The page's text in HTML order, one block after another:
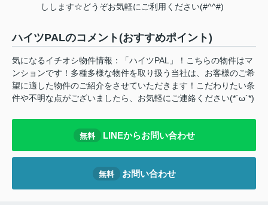
しします☆どうぞお気軽にご利用ください(#^^#)
ハイツPALのコメント(おすすめポイント)
気になるイチオシ物件情報：「ハイツPAL」！こちらの物件はマ
ンションです！多種多様な物件を取り扱う当社は、お客様のご希
望に適した物件のご紹介をさせていただきます！こだわりたい条
件や不明な点がございましたら、お気軽にご連絡ください(*´ω`*)
無料 LINEからお問い合わせ
無料 お問い合わせ